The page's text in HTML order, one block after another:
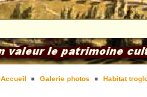
Accueil Galerie photos Habitat